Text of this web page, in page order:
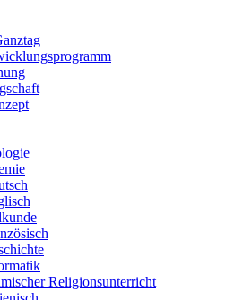
Religionsunterricht